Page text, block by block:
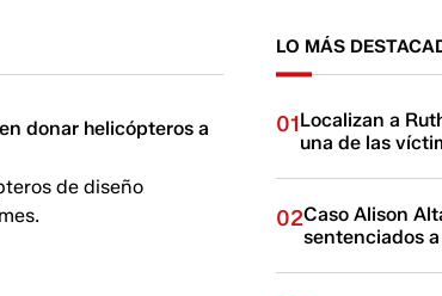
donar helicópteros a
de diseño
LO MÁS
01Localizan a
una de las
02Caso Alison
sentenciados